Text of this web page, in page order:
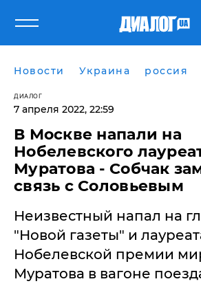
Новости Украина россия
ДИАЛОГ
7 апреля 2022, 22:59
В Москве напали на
Нобелевского
Муратова - Собчак
связь с Соловьевым
Неизвестный напал на
"Новой газеты" и
Нобелевской премии
Муратова в вагоне